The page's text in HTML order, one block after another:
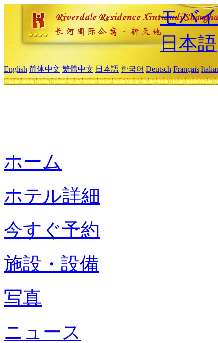
モバ
日本語
English 简体中文 繁體中文 日本語 한국어 Deutsch Français
ホーム
ホテル詳細
今すぐ予約
施設・設備
写真
ニュース